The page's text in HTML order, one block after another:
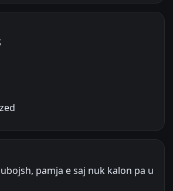
pamja e saj nuk kalon pa u